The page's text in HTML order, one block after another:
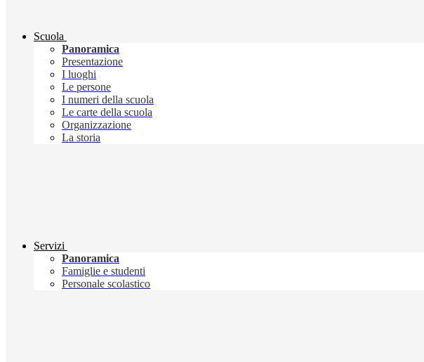
Scuola
Panoramica
Presentazione
I luoghi
Le persone
I numeri della scuola
Le carte della scuola
Organizzazione
La storia
Servizi
Panoramica
Famiglie e studenti
Personale scolastico